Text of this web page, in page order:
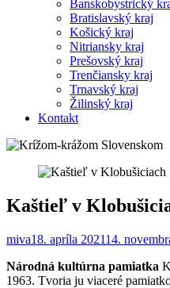
Banskobystrický
Bratislavský kraj
Košický kraj
Nitriansky kraj
Prešovský kraj
Trenčiansky kraj
Trnavský kraj
Žilinský kraj
Kontakt
Kaštieľ v
miva18. apríla 202114.
Národná kultúrna pamiatka
1963. Tvoria ju viaceré